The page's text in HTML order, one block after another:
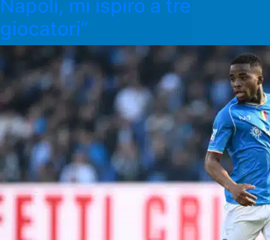
Napoli, mi ispiro a tre
giocatori”